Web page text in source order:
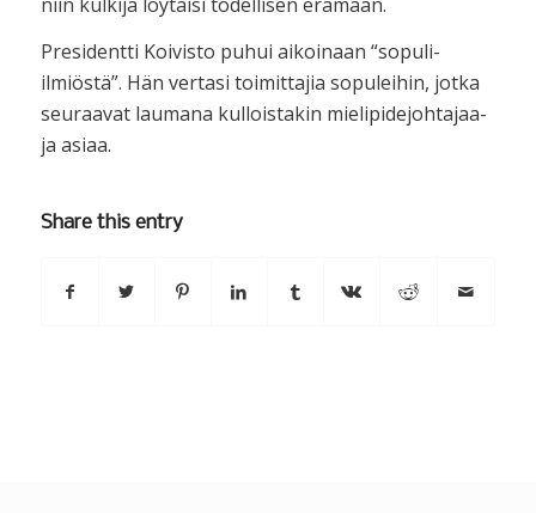
Presidentti Koivisto puhui aikoinaan “sopuli-
ilmiöstä”. Hän vertasi toimittajia sopuleihin, jotka
seuraavat laumana kulloistakin mielipidejohtajaa-
ja asiaa.
Share this entry